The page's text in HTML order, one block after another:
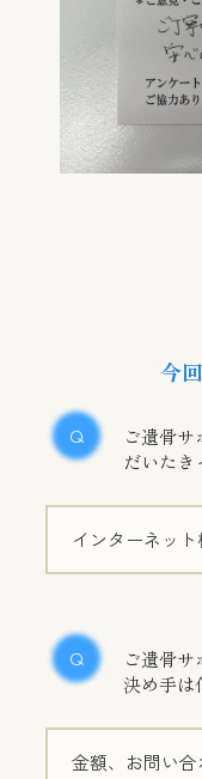
今
ご遺骨
だいたき
インターネット
ご遺骨
決め手は
金額、お問い